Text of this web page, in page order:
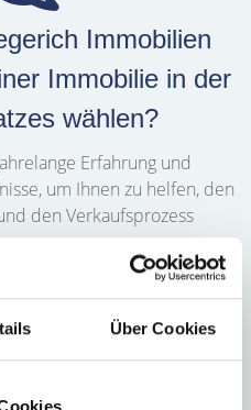
Über Cookies
Immobilien
Immobilie in der
wählen?
Erfahrung und
um Ihnen zu helfen, den
den Verkaufsprozess